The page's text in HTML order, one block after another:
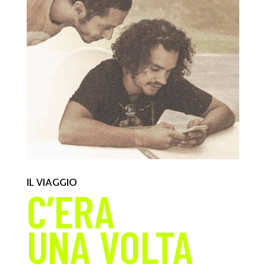
IL VIAGGIO
C’ERA
UNA VOLTA